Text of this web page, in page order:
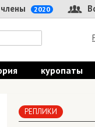
2020
куропаты
РЕПЛИКИ